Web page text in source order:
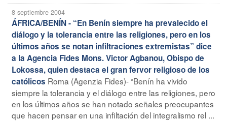
8 septiembre 2004
ÁFRICA/BENÍN - “En Benín siempre ha prevalecido el
diálogo y la tolerancia entre las religiones, pero en los
últimos años se notan infiltraciones extremistas” dice
a la Agencia Fides Mons. Victor Agbanou, Obispo de
Lokossa, quien destaca el gran fervor religioso de los
católicos Roma (Agenzia Fides)- “Benín ha vivido
siempre la tolerancia y el diálogo entre las religiones, pero
en los últimos años se han notado señales preocupantes
que hacen pensar en una infiltación del integralismo rel ...